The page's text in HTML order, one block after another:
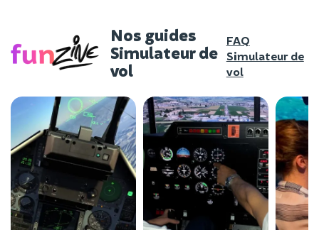
Nos guides
Simulateur de
vol
FAQ
Simulateur de
vol